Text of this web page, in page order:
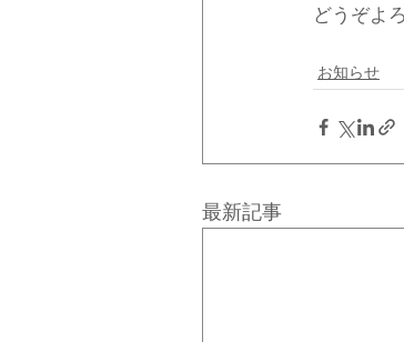
どうぞよ
お知らせ
最新記事